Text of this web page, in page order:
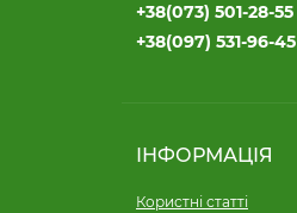
+38(073) 501-28-55
+38(097) 531-96-45
ІНФОРМАЦІЯ
Користні статті